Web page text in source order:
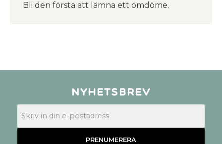
Bli den första att lämna ett omdöme.
Nyhetsbrev
PRENUMERERA